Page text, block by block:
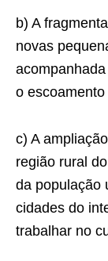
b) A
novas
o
c) A
região rural
da população
cidades do
trabalhar no